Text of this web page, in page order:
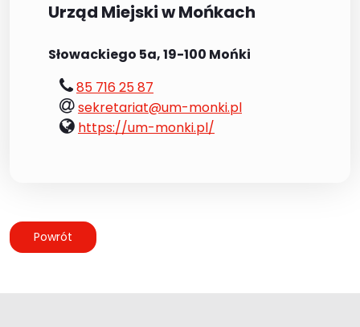
Urząd Miejski w Mońkach
Słowackiego 5a, 19-100 Mońki
tel.:
85 716 25 87
e-
mail:
sekretariat@um-monki.pl
www:
https://um-monki.pl/
Powrót